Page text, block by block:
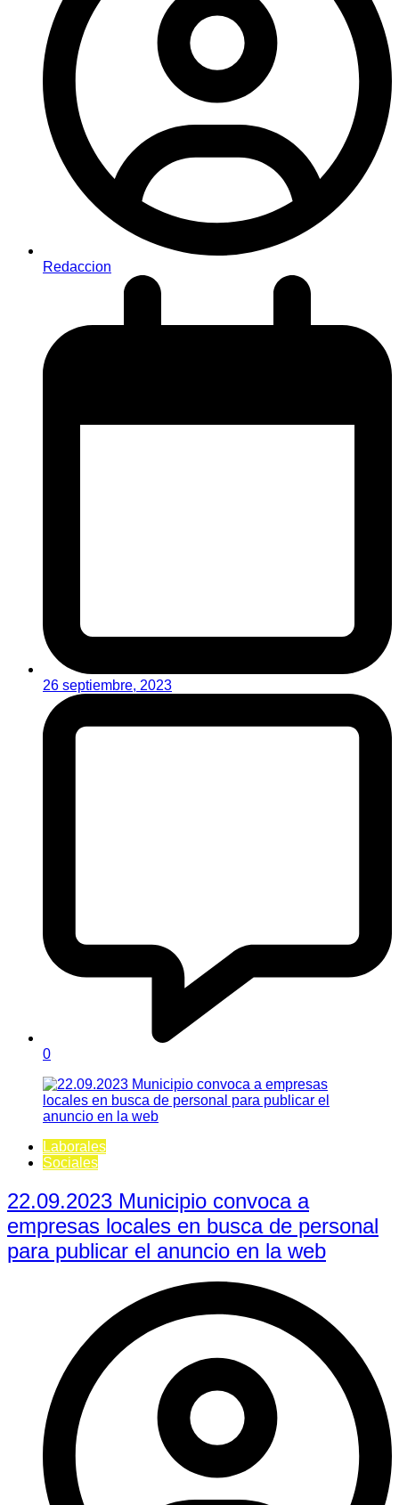
Redaccion
26 septiembre, 2023
0
Laborales
Sociales
22.09.2023 Municipio convoca a
empresas locales en busca de personal
para publicar el anuncio en la web